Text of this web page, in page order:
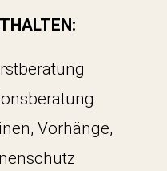
Vorhänge,